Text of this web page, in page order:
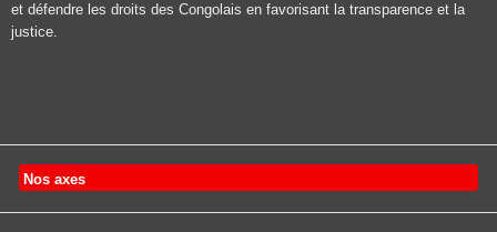
et défendre les droits des Congolais en favorisant la transparence et la
justice.
Nos axes